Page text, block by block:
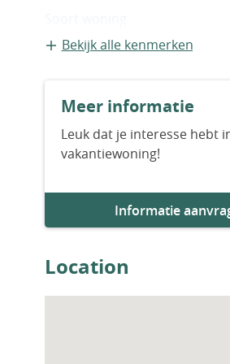
hoogwaardige geluids- en
Appartement
Bestaande bouw
Bouwjaar
Aantal slaapkamers
Aantal badkamers
Bekijk alle kenmerken
Meer informatie
Leuk dat je interesse hebt
vakantiewoning!
Informatie
Location